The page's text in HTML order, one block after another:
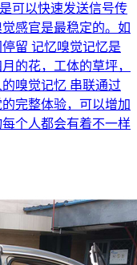
可以快速发送信号传
感官是最稳定的。如
留 记忆嗅觉记忆是
的花，工体的草坪，
嗅觉记忆 串联通过
完整体验，可以增加
个人都会有着不一样